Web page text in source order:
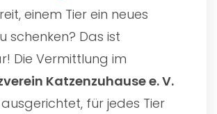
einem Tier ein neues
schenken? Das ist
Die Vermittlung im
Katzenzuhause e. V.
für jedes Tier